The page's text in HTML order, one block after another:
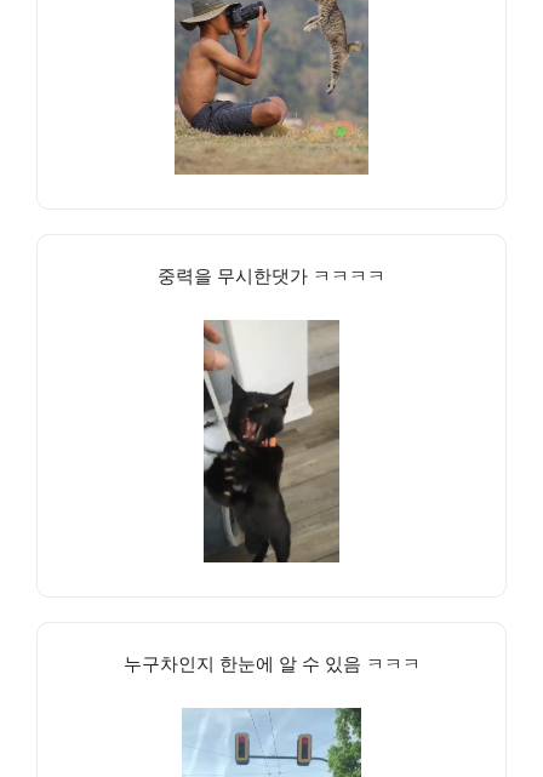
중력을 무시한댓가 ㅋㅋㅋㅋ
누구차인지 한눈에 알 수 있음 ㅋㅋㅋ